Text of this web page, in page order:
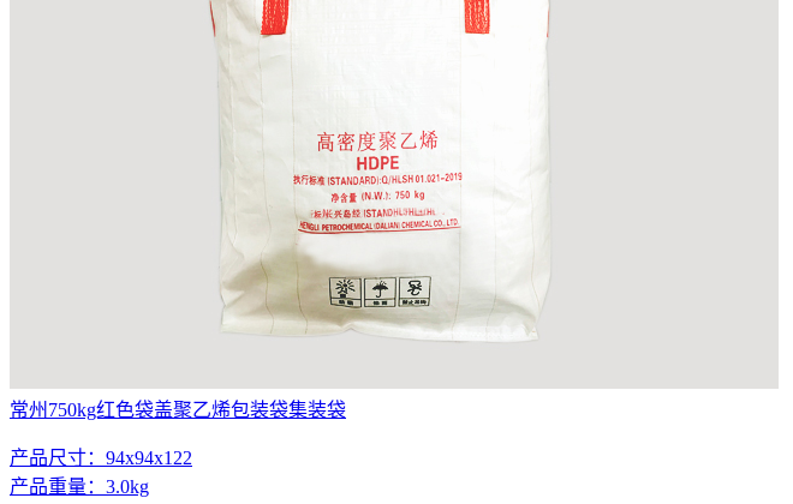
常州750kg红色袋盖聚乙烯包装袋集装袋
产品尺寸：94x94x122
产品重量：3.0kg